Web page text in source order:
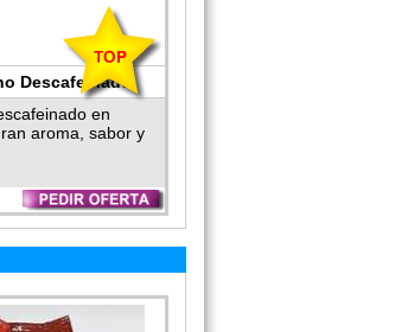
Descafeinado
en
aroma, sabor y